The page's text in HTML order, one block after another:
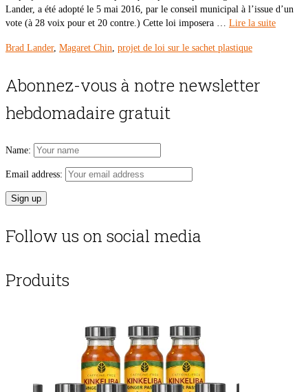
Lander, a été adopté le 5 mai 2016, par le conseil municipal à l’issue d’un
vote (à 28 voix pour et 20 contre.) Cette loi imposera … Lire la suite
Brad Lander, Magaret Chin, projet de loi sur le sachet plastique
Abonnez-vous à notre newsletter
hebdomadaire gratuit
Name:
Email address:
Follow us on social media
Produits